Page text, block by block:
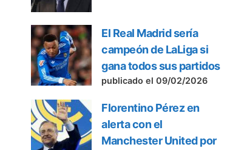
El Real Madrid sería
campeón de LaLiga si
gana todos sus partidos
publicado el 09/02/2026
Florentino Pérez en
alerta con el
Manchester United por